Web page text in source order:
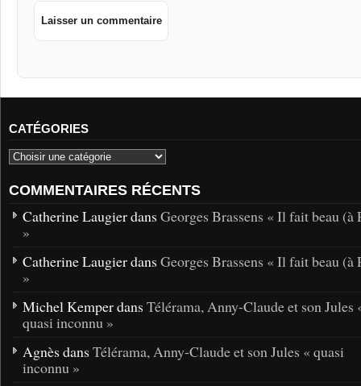
CATÉGORIES
COMMENTAIRES RÉCENTS
Catherine Laugier dans Georges Brassens « Il fait beau (à
»
Catherine Laugier dans Georges Brassens « Il fait beau (à
»
Michel Kemper dans Télérama, Anny-Claude et son Jules
quasi inconnu »
Agnès dans Télérama, Anny-Claude et son Jules « quasi
inconnu »